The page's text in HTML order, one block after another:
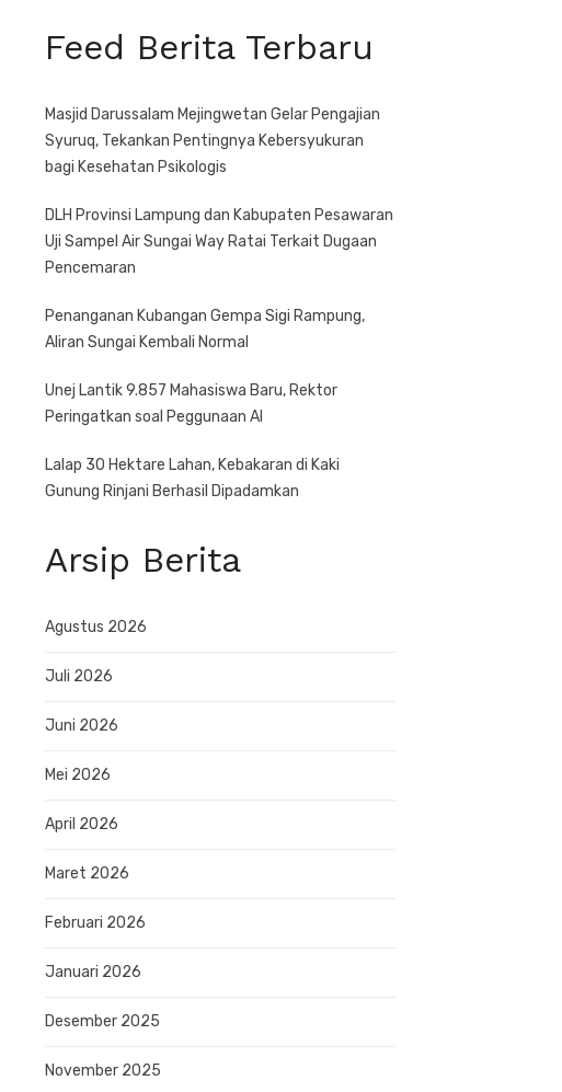
Feed Berita Terbaru
Masjid Darussalam Mejingwetan Gelar Pengajian
Syuruq, Tekankan Pentingnya Kebersyukuran
bagi Kesehatan Psikologis
DLH Provinsi Lampung dan Kabupaten Pesawaran
Uji Sampel Air Sungai Way Ratai Terkait Dugaan
Pencemaran
Penanganan Kubangan Gempa Sigi Rampung,
Aliran Sungai Kembali Normal
Unej Lantik 9.857 Mahasiswa Baru, Rektor
Peringatkan soal Peggunaan AI
Lalap 30 Hektare Lahan, Kebakaran di Kaki
Gunung Rinjani Berhasil Dipadamkan
Arsip Berita
Agustus 2026
Juli 2026
Juni 2026
Mei 2026
April 2026
Maret 2026
Februari 2026
Januari 2026
Desember 2025
November 2025